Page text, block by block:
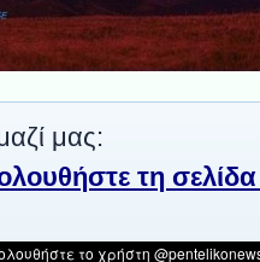
μας:
τη